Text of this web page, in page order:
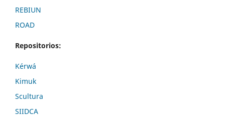
REBIUN
ROAD
Repositorios:
Kérwá
Kimuk
Scultura
SIIDCA